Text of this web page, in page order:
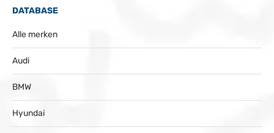
DATABASE
Alle merken
Audi
BMW
Hyundai